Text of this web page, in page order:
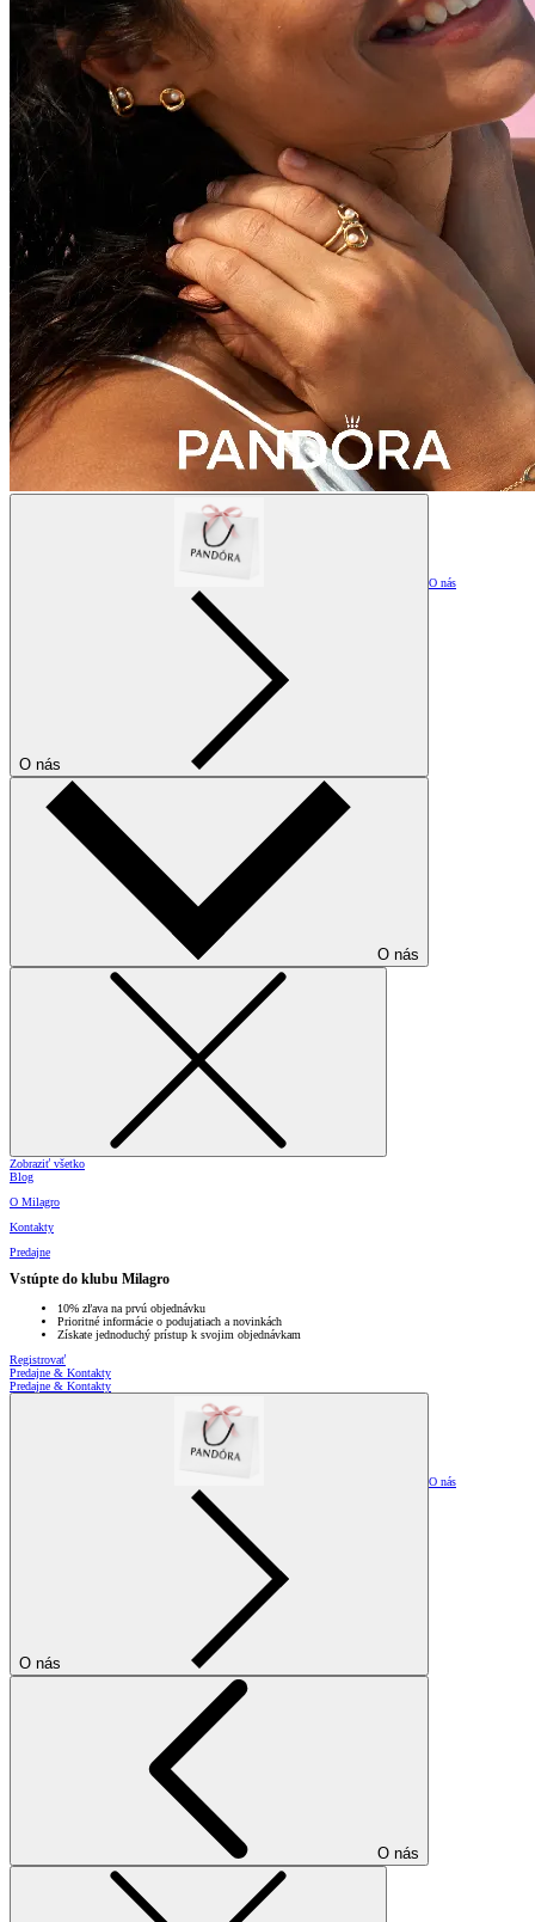
O nás
O nás
O nás
Zobraziť všetko
Blog
O Milagro
Kontakty
Predajne
Vstúpte do klubu Milagro
10% zľava na prvú objednávku
Prioritné informácie o podujatiach a novinkách
Získate jednoduchý prístup k svojim objednávkam
Registrovať
Predajne & Kontakty
Predajne & Kontakty
O nás
O nás
O nás